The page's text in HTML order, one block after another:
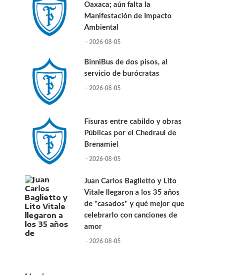
Oaxaca; aún falta la
Manifestación de Impacto
Ambiental
- 2026-08-05
BinniBus de dos pisos, al
servicio de burócratas
- 2026-08-05
Fisuras entre cabildo y obras
Públicas por el Chedraui de
Brenamiel
- 2026-08-05
Juan Carlos Baglietto y Lito
Vitale llegaron a los 35 años
de "casados" y qué mejor que
celebrarlo con canciones de
amor
- 2026-08-05